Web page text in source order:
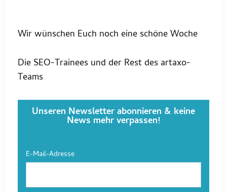
Wir wünschen Euch noch eine schöne Woche
Die SEO-Trainees und der Rest des artaxo-
Teams
Unseren Newsletter abonnieren & keine
News mehr verpassen!
E-Mail-Adresse